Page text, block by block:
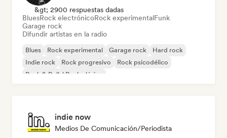
&gt; 2900 respuestas dadas
BluesRock electrónicoRock experimentalFunk
Garage rock
Difundir artistas en la radio
Blues Rock experimental Garage rock
Hard rock
Indie rock
Rock progresivo
Rock psicodélico
Rock & Roll / Rock clásico
indie now
Medios De Comunicación/Periodista